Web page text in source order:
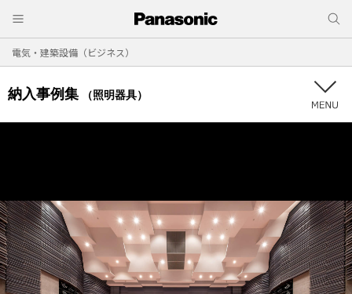
電気・建築設備（ビジネス）
納入事例集 （照明器具）